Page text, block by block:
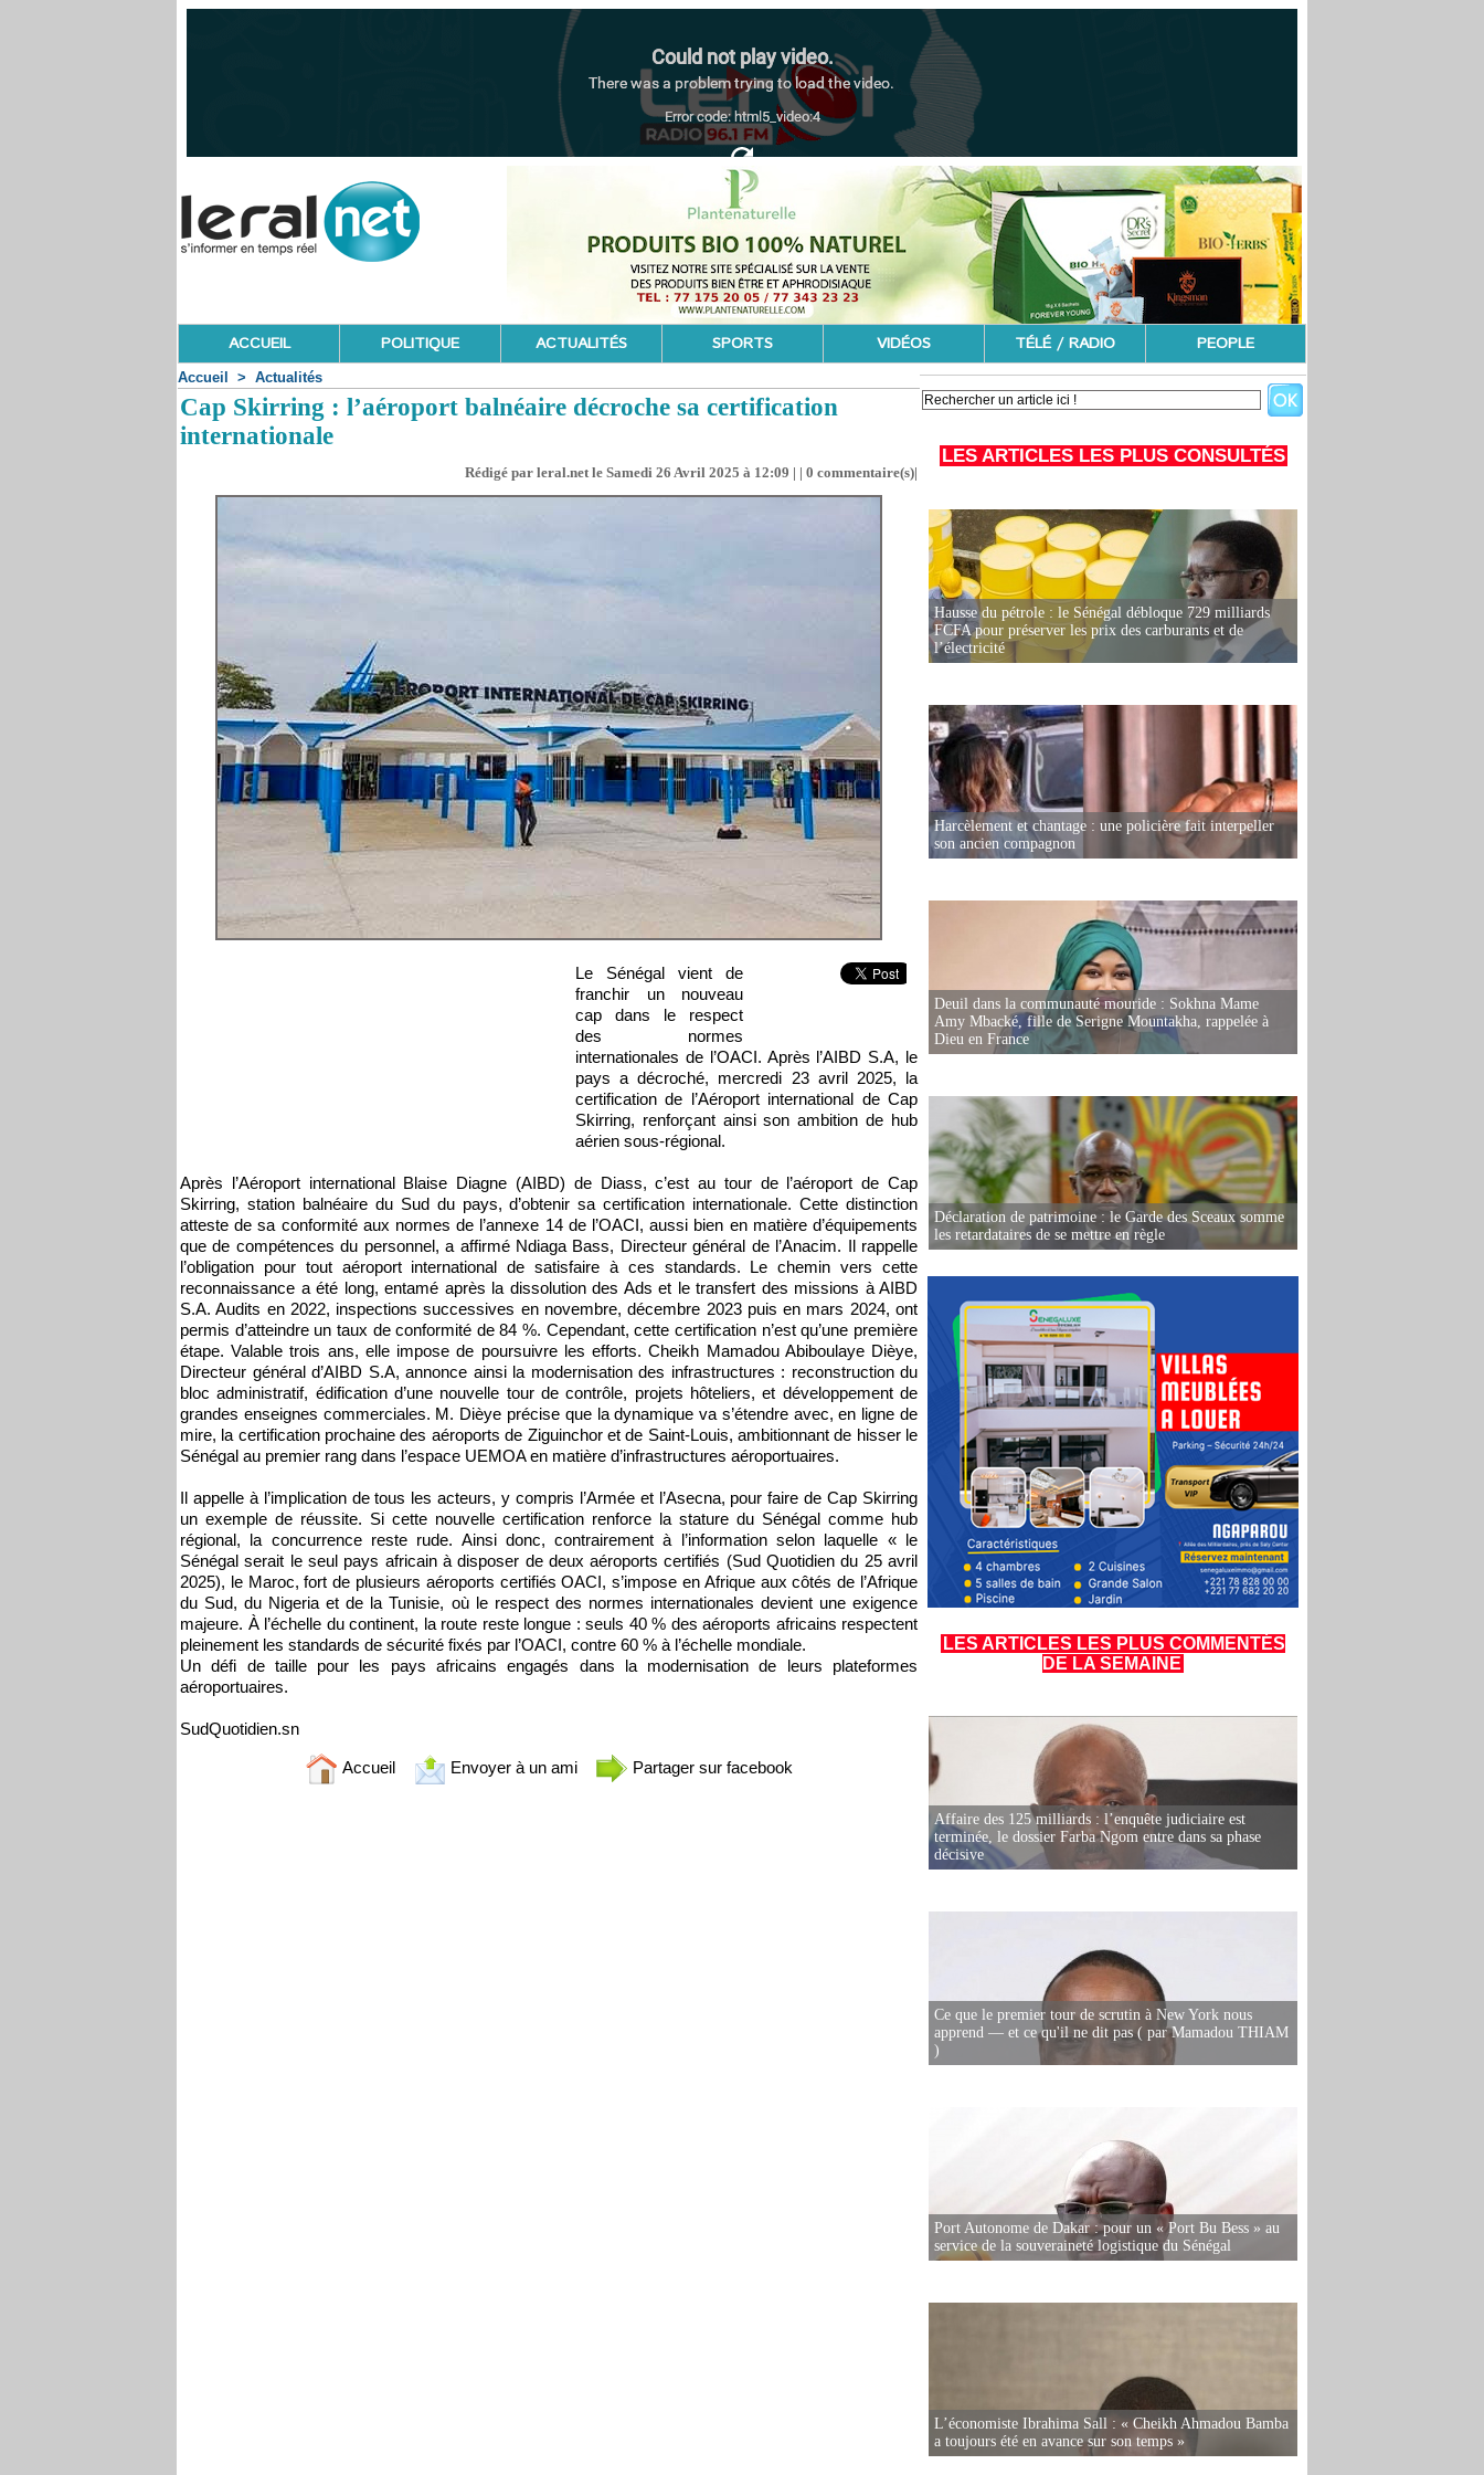
ACCUEIL POLITIQUE ACTUALITÉS SPORTS VIDÉOS TÉLÉ / RADIO PEOPLE
Accueil > Actualités
Cap Skirring : l’aéroport balnéaire décroche sa certification
internationale
Rédigé par leral.net le Samedi 26 Avril 2025 à 12:09 | | 0 commentaire(s)|
Le Sénégal vient de
franchir un nouveau
cap dans le respect
des normes
internationales de l’OACI. Après l’AIBD S.A, le
pays a décroché, mercredi 23 avril 2025, la
certification de l’Aéroport international de Cap
Skirring, renforçant ainsi son ambition de hub
aérien sous-régional.
Après l’Aéroport international Blaise Diagne (AIBD) de Diass, c’est au tour de l’aéroport de Cap
Skirring, station balnéaire du Sud du pays, d’obtenir sa certification internationale. Cette distinction
atteste de sa conformité aux normes de l’annexe 14 de l’OACI, aussi bien en matière d’équipements
que de compétences du personnel, a affirmé Ndiaga Bass, Directeur général de l’Anacim. Il rappelle
l’obligation pour tout aéroport international de satisfaire à ces standards. Le chemin vers cette
reconnaissance a été long, entamé après la dissolution des Ads et le transfert des missions à AIBD
S.A. Audits en 2022, inspections successives en novembre, décembre 2023 puis en mars 2024, ont
permis d’atteindre un taux de conformité de 84 %. Cependant, cette certification n’est qu’une première
étape. Valable trois ans, elle impose de poursuivre les efforts. Cheikh Mamadou Abiboulaye Dièye,
Directeur général d’AIBD S.A, annonce ainsi la modernisation des infrastructures : reconstruction du
bloc administratif, édification d’une nouvelle tour de contrôle, projets hôteliers, et développement de
grandes enseignes commerciales. M. Dièye précise que la dynamique va s’étendre avec, en ligne de
mire, la certification prochaine des aéroports de Ziguinchor et de Saint-Louis, ambitionnant de hisser le
Sénégal au premier rang dans l’espace UEMOA en matière d’infrastructures aéroportuaires.
Il appelle à l’implication de tous les acteurs, y compris l’Armée et l’Asecna, pour faire de Cap Skirring
un exemple de réussite. Si cette nouvelle certification renforce la stature du Sénégal comme hub
régional, la concurrence reste rude. Ainsi donc, contrairement à l’information selon laquelle « le
Sénégal serait le seul pays africain à disposer de deux aéroports certifiés (Sud Quotidien du 25 avril
2025), le Maroc, fort de plusieurs aéroports certifiés OACI, s’impose en Afrique aux côtés de l’Afrique
du Sud, du Nigeria et de la Tunisie, où le respect des normes internationales devient une exigence
majeure. À l’échelle du continent, la route reste longue : seuls 40 % des aéroports africains respectent
pleinement les standards de sécurité fixés par l’OACI, contre 60 % à l’échelle mondiale.
Un défi de taille pour les pays africains engagés dans la modernisation de leurs plateformes
aéroportuaires.
SudQuotidien.sn
Accueil Envoyer à un ami Partager sur facebook
LES ARTICLES LES PLUS CONSULTÉS
Hausse du pétrole : le Sénégal débloque 729 milliards
FCFA pour préserver les prix des carburants et de
l’électricité
Harcèlement et chantage : une policière fait interpeller
son ancien compagnon
Deuil dans la communauté mouride : Sokhna Mame
Amy Mbacké, fille de Serigne Mountakha, rappelée à
Dieu en France
Déclaration de patrimoine : le Garde des Sceaux somme
les retardataires de se mettre en règle
LES ARTICLES LES PLUS COMMENTÉS
DE LA SEMAINE
Affaire des 125 milliards : l’enquête judiciaire est
terminée, le dossier Farba Ngom entre dans sa phase
décisive
Ce que le premier tour de scrutin à New York nous
apprend — et ce qu'il ne dit pas ( par Mamadou THIAM
)
Port Autonome de Dakar : pour un « Port Bu Bess » au
service de la souveraineté logistique du Sénégal
L’économiste Ibrahima Sall : « Cheikh Ahmadou Bamba
a toujours été en avance sur son temps »